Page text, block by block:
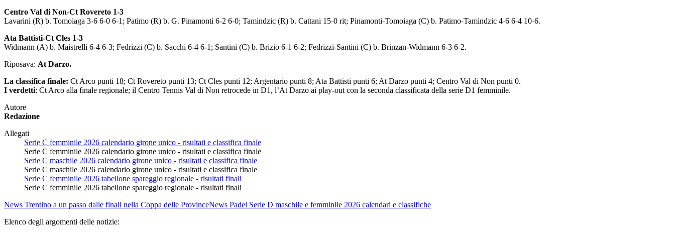
Centro Val di Non-Ct Rovereto 1-3
Lavarini (R) b. Tomoiaga 3-6 6-0 6-1; Patimo (R) b. G. Pinamonti 6-2 6-0; Tamindzic (R) b. Cattani 15-0 rit; Pinamonti-Tomoiaga (C) b. Patimo-Tamindzic 4-6 6-4 10-6.
Ata Battisti-Ct Cles 1-3
Widmann (A) b. Maistrelli 6-4 6-3; Fedrizzi (C) b. Sacchi 6-4 6-1; Santini (C) b. Brizio 6-1 6-2; Fedrizzi-Santini (C) b. Brinzan-Widmann 6-3 6-2.
Riposava: At Darzo.
La classifica finale: Ct Arco punti 18; Ct Rovereto punti 13; Ct Cles punti 12; Argentario punti 8; Ata Battisti punti 6; At Darzo punti 4; Centro Val di Non punti 0.
I verdetti: Ct Arco alla finale regionale; il Centro Tennis Val di Non retrocede in D1, l’At Darzo ai play-out con la seconda classificata della serie D1 femminile.
Autore
Redazione
Allegati
Serie C femminile 2026 calendario girone unico - risultati e classifica finale
Serie C femminile 2026 calendario girone unico - risultati e classifica finale
Serie C maschile 2026 calendario girone unico - risultati e classifica finale
Serie C maschile 2026 calendario girone unico - risultati e classifica finale
Serie C femminile 2026 tabellone spareggio regionale - risultati finali
Serie C femminile 2026 tabellone spareggio regionale - risultati finali
News Trentino a un passo dalle finali nella Coppa delle ProvinceNews Padel Serie D maschile e femminile 2026 calendari e classifiche
Elenco degli argomenti delle notizie: